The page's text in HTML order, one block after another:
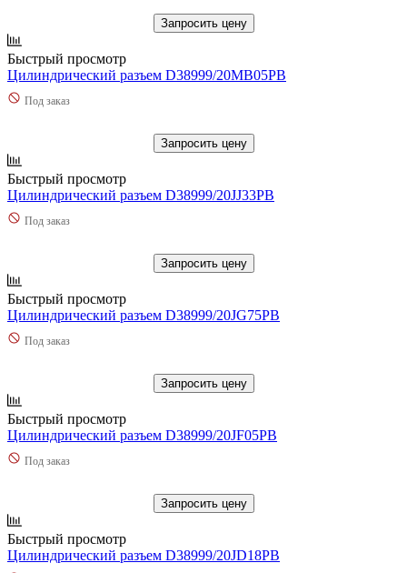
Запросить цену
Быстрый просмотр
Цилиндрический разъем D38999/20MB05PB
Под заказ
Запросить цену
Быстрый просмотр
Цилиндрический разъем D38999/20JJ33PB
Под заказ
Запросить цену
Быстрый просмотр
Цилиндрический разъем D38999/20JG75PB
Под заказ
Запросить цену
Быстрый просмотр
Цилиндрический разъем D38999/20JF05PB
Под заказ
Запросить цену
Быстрый просмотр
Цилиндрический разъем D38999/20JD18PB